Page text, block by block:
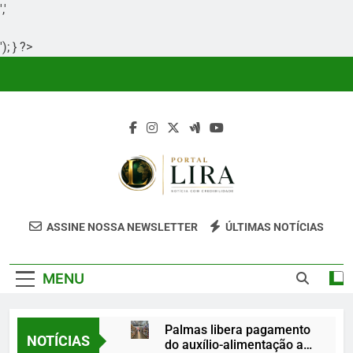
','
'); } ?>
Portal Lira
Portal Lira É Um Site Informativo
Clareza, Responsabilidade E Uma Boa
ASSINE NOSSA NEWSLETTER ÚLTIMAS NOTÍCIAS
MENU
NOTÍCIAS
Palmas libera pagamento
do auxílio-alimentação a